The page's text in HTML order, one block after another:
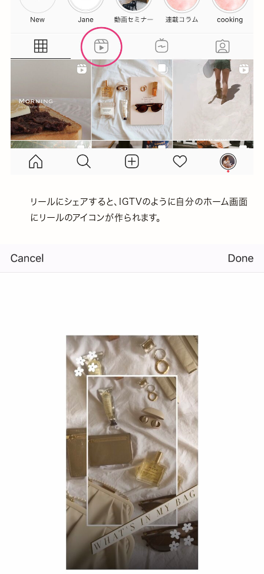
リールにシェアすると、IGTVのように自分のホーム画面
にリールのアイコンが作られます。